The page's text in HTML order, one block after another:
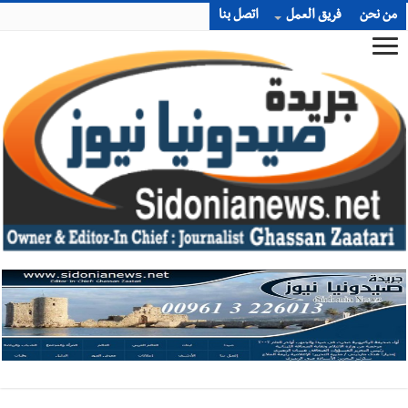
من نحن فريق العمل اتصل بنا
أخبار صيدا بالصور : بلدية صيدا تستقبل السيد محمد زيدان:
استعراض شامل لمشاريع وتأكيدٌ على حماية القيمة التراثية للمدينة